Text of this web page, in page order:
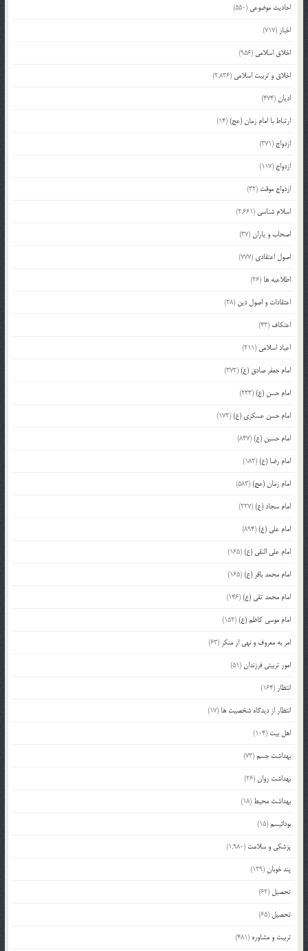
احادیث موضوعی (550)
اخبار (717)
اخلاق اسلامی (956)
اخلاق و تربیت اسلامی (2,836)
ادیان(474)
ارتباط با امام زمان (عج)(14)
ازدواج (371)
ازدواج (117)
ازدواج موقت (32)
اسلام شناسی (2,661)
اصحاب و یاران(37)
اصول اعتقادی (777)
اطلاعیه ها (26)
اعتقادات و اصول دین (28)
اعتکاف (43)
اعیاد اسلامی (211)
امام جعفر صادق (ع)(372)
امام حسن (ع)(233)
امام حسن عسکری (ع)(172)
امام حسین (ع)(847)
امام رضا (ع)(182)
امام زمان (عج)(583)
امام سجاد (ع)(227)
امام علی (ع)(894)
امام علی النقی (ع)(165)
امام محمد باقر (ع)(165)
امام محمد تقی (ع)(146)
امام موسی کاظم (ع)(152)
امر به معروف و نهی از منکر (63)
امور تربیتی فرزندان(51)
انتظار (164)
انتظار از دیدگاه شخصیت ها (17)
اهل بیت (104)
بهداشت جسم(73)
بهداشت روان(26)
بهداشت محیط (18)
بودائیسم(15)
پزشکی و سلامت (1,980)
پند خوبان(129)
تحصیل (62)
تحصیل (65)
تربیت و مشاوره (481)